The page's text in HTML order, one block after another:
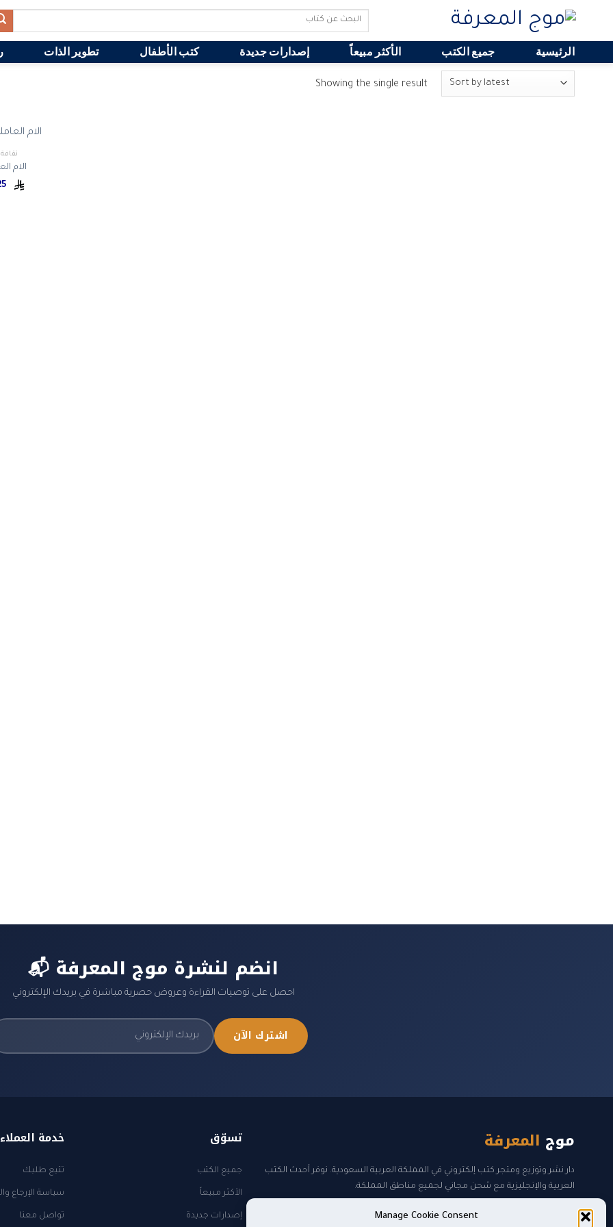
Manage Cookie Consent
Search
الرئيسية جميع الكتب الأكثر مبيعاً إصدارات جديدة كتب الأطفال تطوير الذات
Showing the single result
الام
📬 انضم لنشرة موج المعرفة
احصل على توصيات القراءة وعروض حصرية مباشرة في بريدك الإلكتروني
اشترك الآن
موج المعرفة
دار نشر وتوزيع ومتجر كتب إلكتروني في المملكة العربية السعودية. نوفر أحدث الكتب
العربية والإنجليزية مع شحن مجاني لجميع مناطق المملكة.
تسوّق
جميع الكتب
الأكثر مبيعاً
إصدارات جديدة
خدمة العملاء
تتبع طلبك
سياسة الإرجاع
تواصل معنا